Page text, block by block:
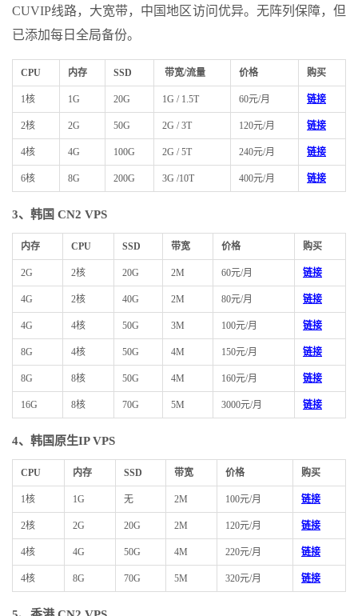
CUVIP线路，大宽带，中国地区访问优异。无阵列保障，但
已添加每日全局备份。
CPU 内存 SSD 带宽/流量 价格 购买
1核 1G 20G 1G / 1.5T 60元/月 链接
2核 2G 50G 2G / 3T 120元/月 链接
4核 4G 100G 2G / 5T 240元/月 链接
6核 8G 200G 3G /10T 400元/月 链接
3、韩国 CN2 VPS
内存 CPU SSD 带宽 价格 购买
2G 2核 20G 2M 60元/月 链接
4G 2核 40G 2M 80元/月 链接
4G 4核 50G 3M 100元/月 链接
8G 4核 50G 4M 150元/月 链接
8G 8核 50G 4M 160元/月 链接
16G 8核 70G 5M 3000元/月 链接
4、 韩国原生IP VPS
CPU 内存 SSD 带宽 价格 购买
1核 1G 无 2M 100元/月 链接
2核 2G 20G 2M 120元/月 链接
4核 4G 50G 4M 220元/月 链接
4核 8G 70G 5M 320元/月 链接